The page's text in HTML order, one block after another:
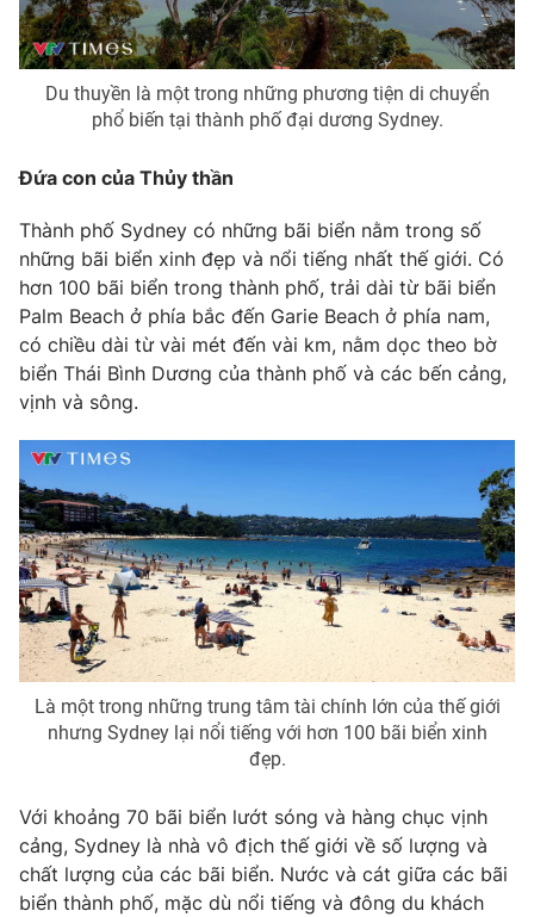
Du thuyền là một trong những phương tiện di chuyển
phổ biến tại thành phố đại dương Sydney.
Đứa con của Thủy thần
Thành phố Sydney có những bãi biển nằm trong số
những bãi biển xinh đẹp và nổi tiếng nhất thế giới. Có
hơn 100 bãi biển trong thành phố, trải dài từ bãi biển
Palm Beach ở phía bắc đến Garie Beach ở phía nam,
có chiều dài từ vài mét đến vài km, nằm dọc theo bờ
biển Thái Bình Dương của thành phố và các bến cảng,
vịnh và sông.
Là một trong những trung tâm tài chính lớn của thế giới
nhưng Sydney lại nổi tiếng với hơn 100 bãi biển xinh
đẹp.
Với khoảng 70 bãi biển lướt sóng và hàng chục vịnh
cảng, Sydney là nhà vô địch thế giới về số lượng và
chất lượng của các bãi biển. Nước và cát giữa các bãi
biển thành phố, mặc dù nổi tiếng và đông du khách